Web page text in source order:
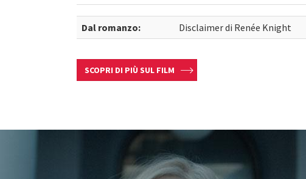
Dal romanzo: Disclaimer di Renée Knight
SCOPRI DI PIÙ SUL FILM